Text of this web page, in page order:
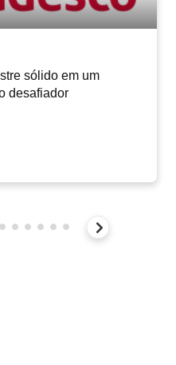
sólido em um
desafiador